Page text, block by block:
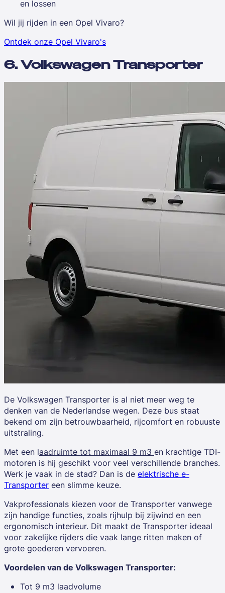
en lossen
Wil jij rijden in een Opel Vivaro?
Ontdek onze Opel Vivaro's
6. Volkswagen Transporter
De Volkswagen Transporter is al niet meer weg te
denken van de Nederlandse wegen. Deze bus staat
bekend om zijn betrouwbaarheid, rijcomfort en robuuste
uitstraling.
Met een laadruimte tot maximaal 9 m3 en krachtige TDI-
motoren is hij geschikt voor veel verschillende branches.
Werk je vaak in de stad? Dan is de elektrische e-
Transporter een slimme keuze.
Vakprofessionals kiezen voor de Transporter vanwege
zijn handige functies, zoals rijhulp bij zijwind en een
ergonomisch interieur. Dit maakt de Transporter ideaal
voor zakelijke rijders die vaak lange ritten maken of
grote goederen vervoeren.
Voordelen van de Volkswagen Transporter:
Tot 9 m3 laadvolume